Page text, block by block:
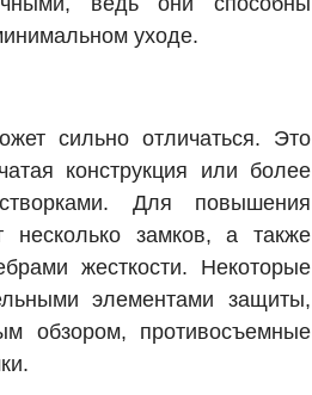
уходе.
сильно отличаться. Это
конструкция или более
Для повышения
несколько замков, а также
жесткости. Некоторые
элементами защиты,
обзором, противосъемные